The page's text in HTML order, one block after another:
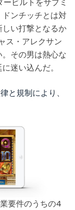
ンチッチとは対
い打撃となるか
ス・アレクサン
その男は熱心な
迷い込んだ。
規制により、
要件のうちの4